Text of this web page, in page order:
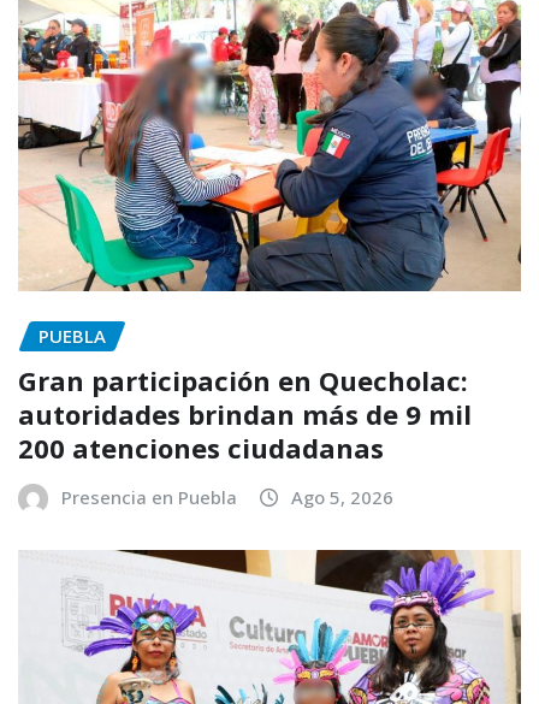
PUEBLA
Gran participación en Quecholac:
autoridades brindan más de 9 mil
200 atenciones ciudadanas
Presencia en Puebla Ago 5, 2026